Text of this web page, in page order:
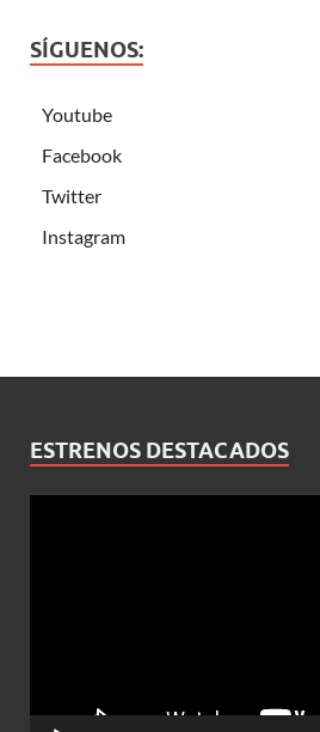
SÍGUENOS:
Youtube
Facebook
Twitter
Instagram
ESTRENOS DESTACADOS